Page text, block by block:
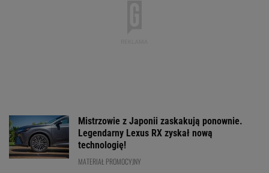
Mistrzowie z Japonii zaskakują ponownie.
Legendarny Lexus RX zyskał nową
technologię!
MATERIAŁ PROMOCYJNY